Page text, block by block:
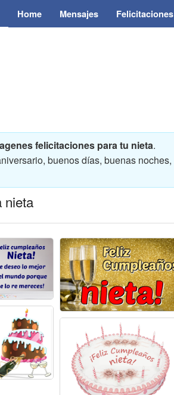
Home Mensajes Felicitaciones
felicitaciones para tu nieta.
buenos días, buenas noches,
nieta